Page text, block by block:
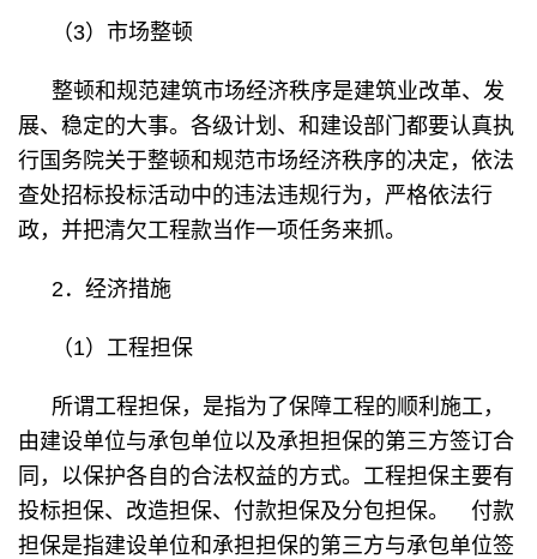
（3）市场整顿
整顿和规范建筑市场经济秩序是建筑业改革、发
展、稳定的大事。各级计划、和建设部门都要认真执
行国务院关于整顿和规范市场经济秩序的决定，依法
查处招标投标活动中的违法违规行为，严格依法行
政，并把清欠工程款当作一项任务来抓。
2．经济措施
（1）工程担保
所谓工程担保，是指为了保障工程的顺利施工，
由建设单位与承包单位以及承担担保的第三方签订合
同，以保护各自的合法权益的方式。工程担保主要有
投标担保、改造担保、付款担保及分包担保。 付款
担保是指建设单位和承担担保的第三方与承包单位签